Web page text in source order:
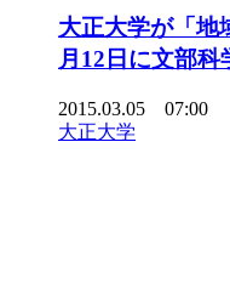
大正大学が「
月12日に文部
2015.03.05 07:00
大正大学